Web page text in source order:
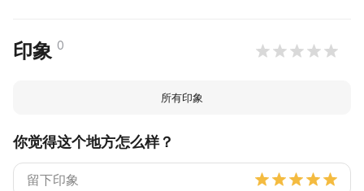
印象 0
所有印象
你觉得这个地方怎么样？